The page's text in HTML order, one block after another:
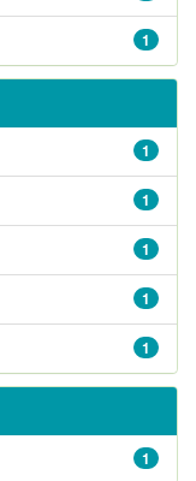
1
1
1
1
1
1
1